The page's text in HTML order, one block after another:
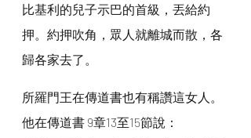
比基利的兒子示巴的首級，丟給約
押。約押吹角，眾人就離城而散，各
歸各家去了。
所羅門王在傳道書也有稱讚這女人。
他在傳道書 9章13至15節說：